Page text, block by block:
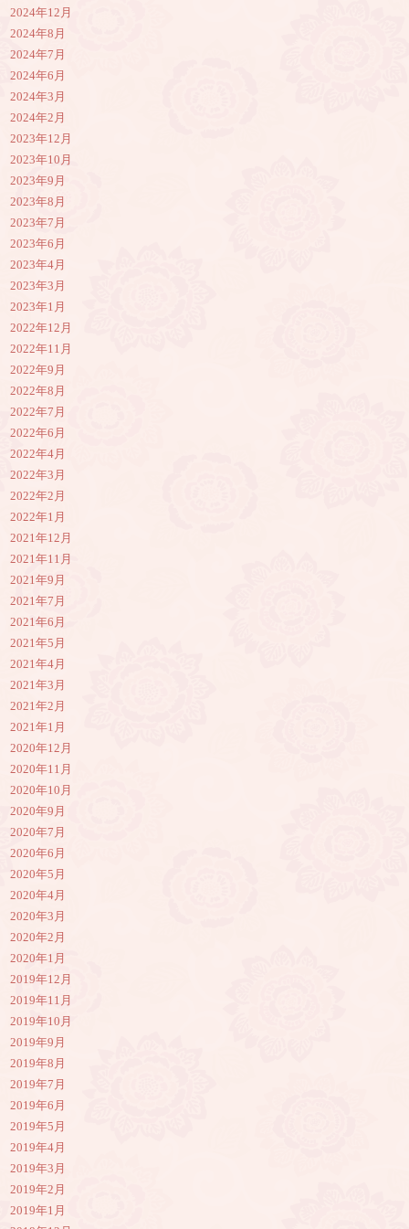
2024年12月
2024年8月
2024年7月
2024年6月
2024年3月
2024年2月
2023年12月
2023年10月
2023年9月
2023年8月
2023年7月
2023年6月
2023年4月
2023年3月
2023年1月
2022年12月
2022年11月
2022年9月
2022年8月
2022年7月
2022年6月
2022年4月
2022年3月
2022年2月
2022年1月
2021年12月
2021年11月
2021年9月
2021年7月
2021年6月
2021年5月
2021年4月
2021年3月
2021年2月
2021年1月
2020年12月
2020年11月
2020年10月
2020年9月
2020年7月
2020年6月
2020年5月
2020年4月
2020年3月
2020年2月
2020年1月
2019年12月
2019年11月
2019年10月
2019年9月
2019年8月
2019年7月
2019年6月
2019年5月
2019年4月
2019年3月
2019年2月
2019年1月